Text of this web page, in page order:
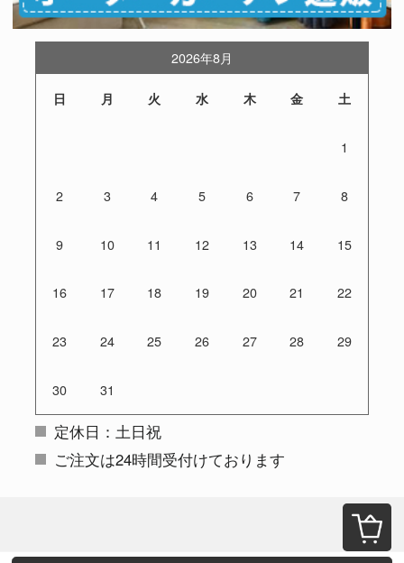
2026年8月
日 月 火 水 木 金 土
1
2 3 4 5 6 7 8
9 10 11 12 13 14 15
16 17 18 19 20 21 22
23 24 25 26 27 28 29
30 31
定休日：土日祝
ご注文は24時間受付けております